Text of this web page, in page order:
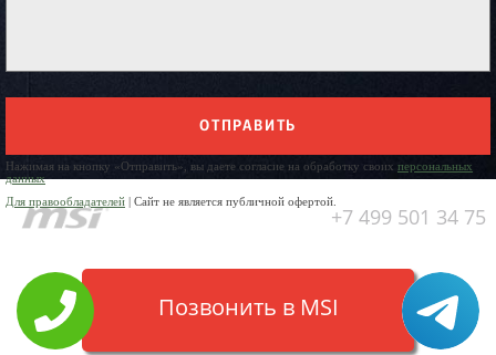
ОТПРАВИТЬ
Нажимая на кнопку «Отправить», вы даете согласие на обработку своих персональных
данных
Для правообладателей | Сайт не является публичной офертой.
+7 499 501 34 75
Позвонить в MSI